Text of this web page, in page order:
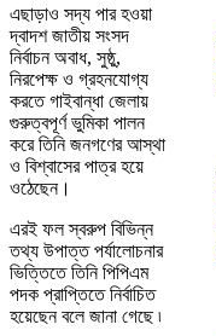
এছাড়াও সদ্য পার হওয়া
দ্বাদশ জাতীয় সংসদ
নির্বাচন অবাধ, সুষ্ঠু,
নিরপেক্ষ ও গ্রহনযোগ্য
করতে গাইবান্ধা জেলায়
গুরুত্বপূর্ণ ভুমিকা পালন
করে তিনি জনগণের আস্থা
ও বিশ্বাসের পাত্র হয়ে
ওঠেছেন।
এরই ফল স্বরুপ বিভিন্ন
তথ্য উপাত্ত পর্যালোচনার
ভিত্তিতে তিনি পিপিএম
পদক প্রাপ্তিতে নির্বাচিত
হয়েছেন বলে জানা গেছে ৷